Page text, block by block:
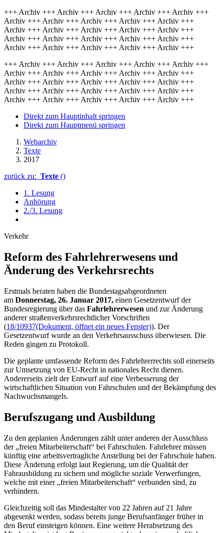
+++ Archiv +++ Archiv +++ Archiv +++ Archiv +++ Archiv +++
Archiv +++ Archiv +++ Archiv +++ Archiv +++ Archiv +++
Archiv +++ Archiv +++ Archiv +++ Archiv +++ Archiv +++
Archiv +++ Archiv +++ Archiv +++ Archiv +++ Archiv +++
Archiv +++ Archiv +++ Archiv +++ Archiv +++ Archiv +++
+++ Archiv +++ Archiv +++ Archiv +++ Archiv +++ Archiv +++
Archiv +++ Archiv +++ Archiv +++ Archiv +++ Archiv +++
Archiv +++ Archiv +++ Archiv +++ Archiv +++ Archiv +++
Archiv +++ Archiv +++ Archiv +++ Archiv +++ Archiv +++
Archiv +++ Archiv +++ Archiv +++ Archiv +++ Archiv +++
Direkt zum Hauptinhalt springen
Direkt zum Hauptmenü springen
Webarchiv
Texte
2017
zurück zu: Texte ()
1. Lesung
Anhörung
2./3. Lesung
Verkehr
Reform des Fahr­lehrer­wesens und
Änder­ung des Verkehrsrechts
Erstmals beraten haben die Bundestagsabgeordneten
am Donnerstag, 26. Januar 2017, einen Gesetzentwurf der
Bundesregierung über das Fahrlehrerwesen und zur Änderung
anderer straßenverkehrsrechtlicher Vorschriften
(18/10937(Dokument, öffnet ein neues Fenster)). Der
Gesetzentwurf wurde an den Verkehrsausschuss überwiesen. Die
Reden gingen zu Protokoll.
Die geplante umfassende Reform des Fahrlehrerrechts soll einerseits
zur Umsetzung von EU-Recht in nationales Recht dienen.
Andererseits zielt der Entwurf auf eine Verbesserung der
wirtschaftlichen Situation von Fahrschulen und der Bekämpfung des
Nachwuchsmangels.
Berufszugang und Ausbildung
Zu den geplanten Änderungen zählt unter anderen der Ausschluss
der „freien Mitarbeiterschaft“ bei Fahrschulen. Fahrlehrer müssen
künftig eine arbeitsvertragliche Anstellung bei der Fahrschule haben.
Diese Änderung erfolgt laut Regierung, um die Qualität der
Fahrausbildung zu sichern und mögliche soziale Verwerfungen,
welche mit einer „freien Mitarbeiterschaft“ verbunden sind, zu
verhindern.
Gleichzeitig soll das Mindestalter von 22 Jahren auf 21 Jahre
abgesenkt werden, sodass bereits junge Berufsanfänger früher in
den Beruf einsteigen können. Eine weitere Herabsetzung des